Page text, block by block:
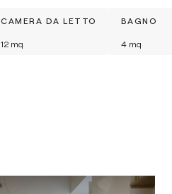
CAMERA DA LETTO
12 mq
BAGNO
4mq